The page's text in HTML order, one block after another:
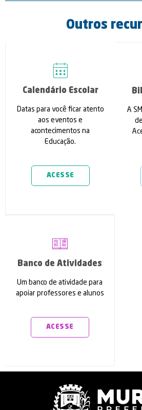
Outros
Calendário Escolar
Datas para você ficar atento
aos eventos e
acontecimentos na
Educação.
ACESSE
A
Banco de Atividades
Um banco de atividade para
apoiar professores e alunos
ACESSE